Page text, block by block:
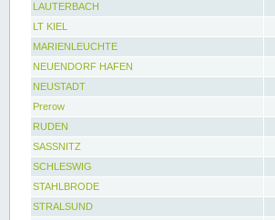
LAUTERBACH
LT KIEL
MARIENLEUCHTE
NEUENDORF HAFEN
NEUSTADT
Prerow
RUDEN
SASSNITZ
SCHLESWIG
STAHLBRODE
STRALSUND